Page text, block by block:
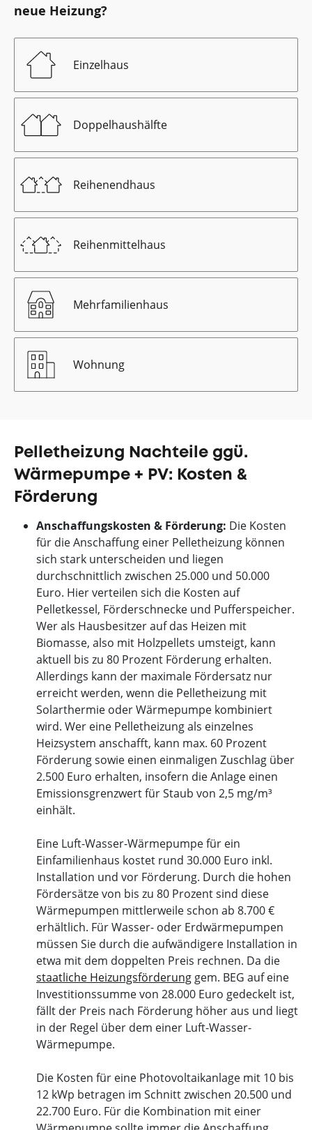
neue Heizung?
Einzelhaus
Doppelhaushälfte
Reihenendhaus
Reihenmittelhaus
Mehrfamilienhaus
Wohnung
Pelletheizung Nachteile ggü.
Wärmepumpe + PV: Kosten &
Förderung
Anschaffungskosten & Förderung: Die Kosten
für die Anschaffung einer Pelletheizung können
sich stark unterscheiden und liegen
durchschnittlich zwischen 25.000 und 50.000
Euro. Hier verteilen sich die Kosten auf
Pelletkessel, Förderschnecke und Pufferspeicher.
Wer als Hausbesitzer auf das Heizen mit
Biomasse, also mit Holzpellets umsteigt, kann
aktuell bis zu 80 Prozent Förderung erhalten.
Allerdings kann der maximale Fördersatz nur
erreicht werden, wenn die Pelletheizung mit
Solarthermie oder Wärmepumpe kombiniert
wird. Wer eine Pelletheizung als einzelnes
Heizsystem anschafft, kann max. 60 Prozent
Förderung sowie einen einmaligen Zuschlag über
2.500 Euro erhalten, insofern die Anlage einen
Emissionsgrenzwert für Staub von 2,5 mg/m³
einhält.
Eine Luft-Wasser-Wärmepumpe für ein
Einfamilienhaus kostet rund 30.000 Euro inkl.
Installation und vor Förderung. Durch die hohen
Fördersätze von bis zu 80 Prozent sind diese
Wärmepumpen mittlerweile schon ab 8.700 €
erhältlich. Für Wasser- oder Erdwärmepumpen
müssen Sie durch die aufwändigere Installation in
etwa mit dem doppelten Preis rechnen. Da die
staatliche Heizungsförderung gem. BEG auf eine
Investitionssumme von 28.000 Euro gedeckelt ist,
fällt der Preis nach Förderung höher aus und liegt
in der Regel über dem einer Luft-Wasser-
Wärmepumpe.
Die Kosten für eine Photovoltaikanlage mit 10 bis
12 kWp betragen im Schnitt zwischen 20.500 und
22.700 Euro. Für die Kombination mit einer